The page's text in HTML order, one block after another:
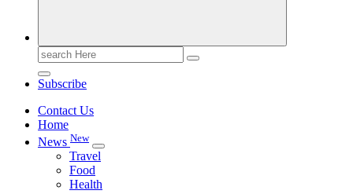
Search
for:
Subscribe
Contact Us
Home
News New
Travel
Food
Health